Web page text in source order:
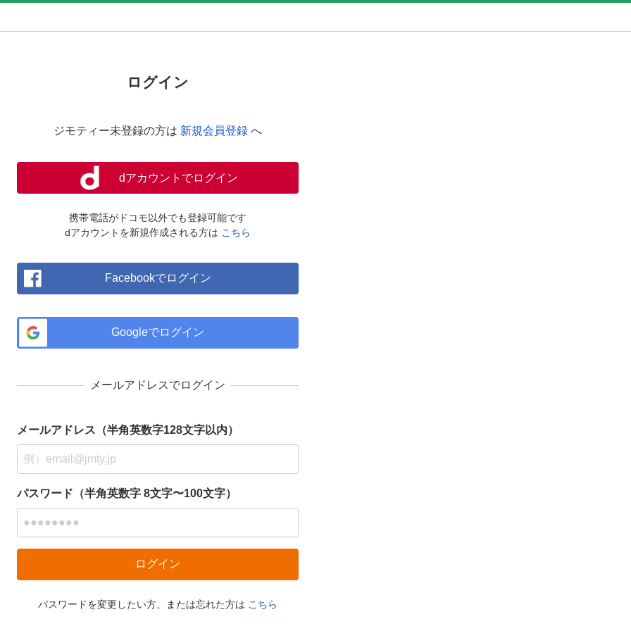
ログイン
ジモティー未登録の方は 新規会員登録 へ
dアカウントでログイン
携帯電話がドコモ以外でも登録可能です
dアカウントを新規作成される方は こちら
Facebookでログイン
Googleでログイン
メールアドレスでログイン
メールアドレス（半角英数字128文字以内）
パスワード（半角英数字 8文字〜100文字）
パスワードを変更したい方、または忘れた方は こちら